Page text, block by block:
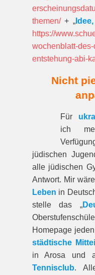
themen/+ „
https://
wochenblatt-
entstehung-abi-
Nicht
Für
ich
jüdischen
alle jüdischen
Antwort. Mir
Leben in
stelle das „
Homepage
städtische
in Arosa und
Tennisclub.